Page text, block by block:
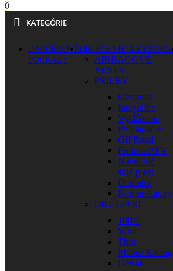
0
KATEGÓRIE
DARČEKOVÉ
POUKAZY
OBLEČENIE A VÝSTROJ
AIRBAGOVÉ
VESTY
PRILBY
Otvorené
Integrálne
Vyklápacie
Preklápacie
Off Road
Enduro/ATV
Náhradné
sklá-plexi
Doplnky
Komunikátory
OKULIARE
100%
Scott
Thor
Moose Racing
Detské